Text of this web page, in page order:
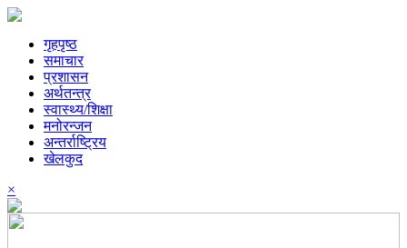
गृहपृष्ठ
समाचार
प्रशासन
अर्थतन्त्र
स्वास्थ्य/शिक्षा
मनोरन्जन
अन्तर्राष्ट्रिय
खेलकुद
×